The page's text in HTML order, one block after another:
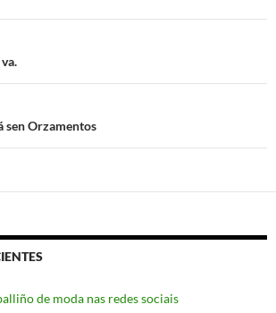
sen Orzamentos
de moda nas redes sociais